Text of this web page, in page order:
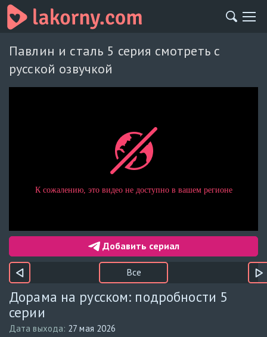
Павлин и сталь 5 серия смотреть с
русской озвучкой
Добавить сериал
Все
Дорама на русском: подробности 5
серии
Дата выхода: 27 мая 2026